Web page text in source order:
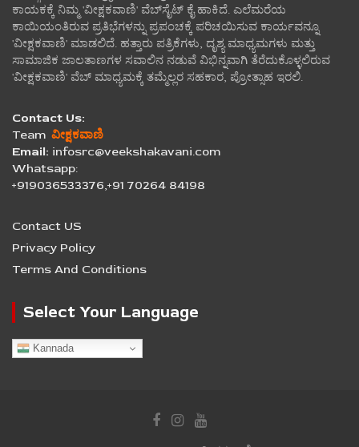
ಕಾಯಕಕ್ಕೆ ನಿಮ್ಮ 'ವೀಕ್ಷಕವಾಣಿ' ವೆಬ್‌ಸೈಟ್‌ ಕೈ ಹಾಕಿದೆ. ಎಲೆಮರೆಯ
ಕಾಯಿಯಂತಿರುವ ಪ್ರತಿಭೆಗಳನ್ನು ಪ್ರಪಂಚಕ್ಕೆ ಪರಿಚಯಿಸುವ ಕಾರ್ಯವನ್ನೂ
'ವೀಕ್ಷಕವಾಣಿ' ಮಾಡಲಿದೆ. ಹತ್ತಾರು ಪತ್ರಿಕೆಗಳು, ದೃಶ್ಯ ಮಾಧ್ಯಮಗಳು ಮತ್ತು
ಸಾಮಾಜಿಕ ಜಾಲತಾಣಗಳ ಸವಾಲಿನ ನಡುವೆ ವಿಭಿನ್ನವಾಗಿ ತೆರೆದುಕೊಳ್ಳಲಿರುವ
'ವೀಕ್ಷಕವಾಣಿ' ವೆಬ್ ಮಾಧ್ಯಮಕ್ಕೆ ತಮ್ಮೆಲ್ಲರ ಸಹಕಾರ, ಪ್ರೋತ್ಸಾಹ ಇರಲಿ.
Contact Us:
Team ವೀಕ್ಷಕವಾಣಿ
Email: infosrc@veekshakavani.com
Whatsapp:
+919036533376,+91 70264 84198
Contact US
Privacy Policy
Terms And Conditions
Select Your Language
Kannada